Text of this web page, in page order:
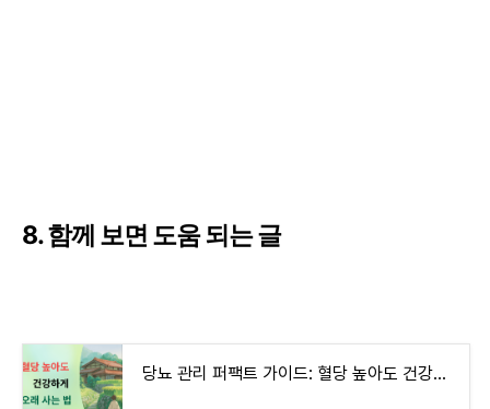
8. 함께 보면 도움 되는 글
당뇨 관리 퍼팩트 가이드: 혈당 높아도 건강하게 오래 사는 법